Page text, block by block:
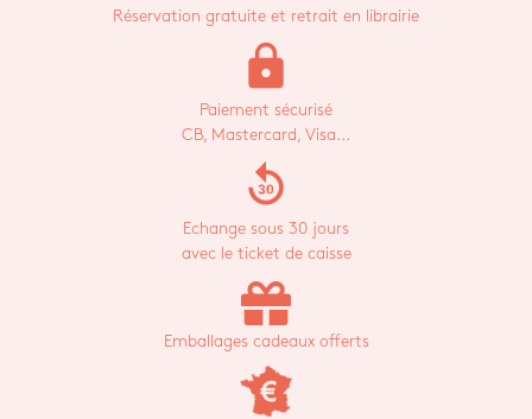
Réservation gratuite et retrait en librairie
lock
Paiement sécurisé
CB, Mastercard, Visa...
replay_30
Echange sous 30 jours
avec le ticket de caisse
Emballages cadeaux offerts